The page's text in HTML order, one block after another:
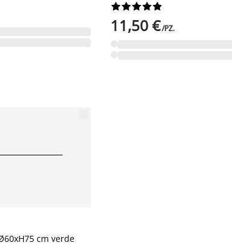






11,50 €/PZ.
cm verde